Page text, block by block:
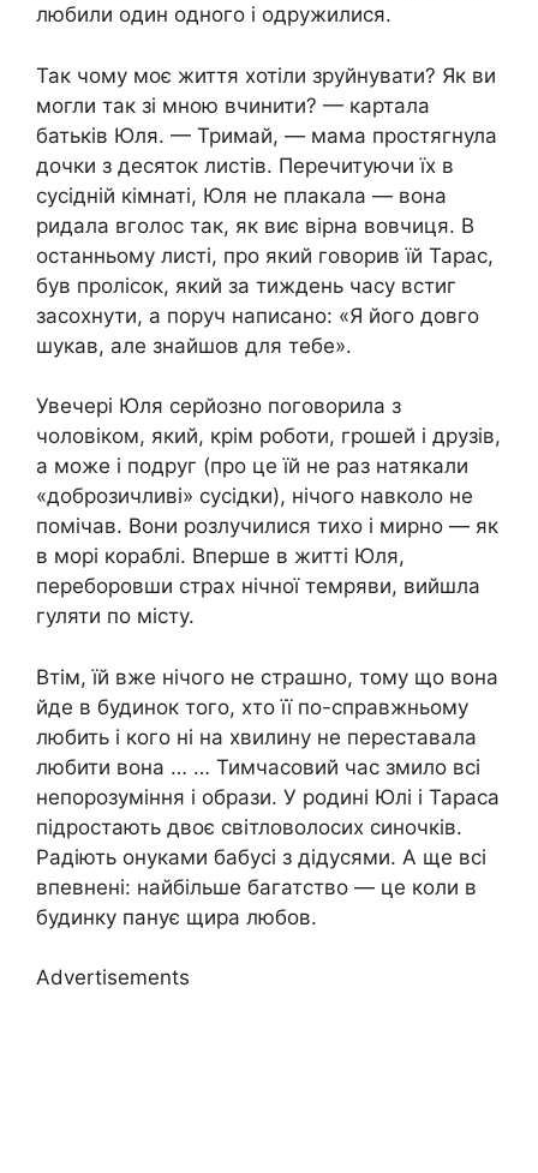
любили один одного і одружилися.
Так чому моє життя хотіли зруйнувати? Як ви
могли так зі мною вчинити? — картала
батьків Юля. — Тримай, — мама простягнула
дочки з десяток листів. Перечитуючи їх в
сусідній кімнаті, Юля не плакала — вона
ридала вголос так, як виє вірна вовчиця. В
останньому листі, про який говорив їй Тарас,
був пролісок, який за тиждень часу встиг
засохнути, а поруч написано: «Я його довго
шукав, але знайшов для тебе».
Увечері Юля серйозно поговорила з
чоловіком, який, крім роботи, грошей і друзів,
а може і подруг (про це їй не раз натякали
«доброзичливі» сусідки), нічого навколо не
помічав. Вони розлучилися тихо і мирно — як
в морі кораблі. Вперше в житті Юля,
переборовши страх нічної темряви, вийшла
гуляти по місту.
Втім, їй вже нічого не страшно, тому що вона
йде в будинок того, хто її по-справжньому
любить і кого ні на хвилину не переставала
любити вона … … Тимчасовий час змило всі
непорозуміння і образи. У родині Юлі і Тараса
підростають двоє світловолосих синочків.
Радіють онуками бабусі з дідусями. А ще всі
впевнені: найбільше багатство — це коли в
будинку панує щира любов.
Advertisements